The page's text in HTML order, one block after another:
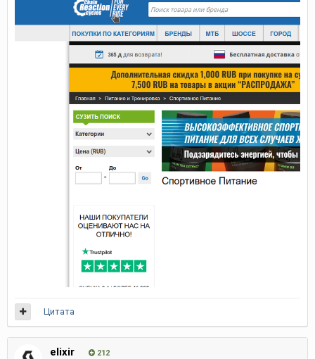
Цитата
elixir 212